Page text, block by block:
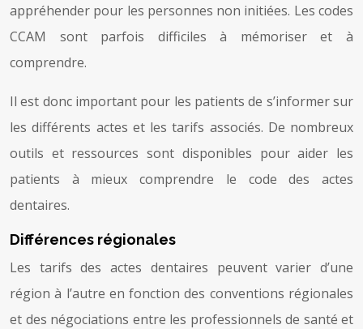
appréhender pour les personnes non initiées. Les codes
CCAM sont parfois difficiles à mémoriser et à
comprendre.
Il est donc important pour les patients de s’informer sur
les différents actes et les tarifs associés. De nombreux
outils et ressources sont disponibles pour aider les
patients à mieux comprendre le code des actes
dentaires.
Différences régionales
Les tarifs des actes dentaires peuvent varier d’une
région à l’autre en fonction des conventions régionales
et des négociations entre les professionnels de santé et